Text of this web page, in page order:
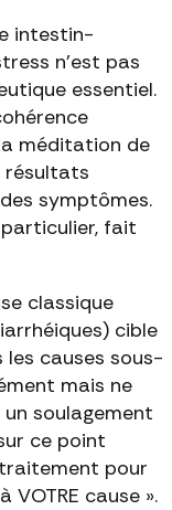
intestin-
n'est pas
essentiel.
méditation de
résultats
symptômes.
fait
classique
cible
causes sous-
mais ne
soulagement
ce point
pour
cause ».